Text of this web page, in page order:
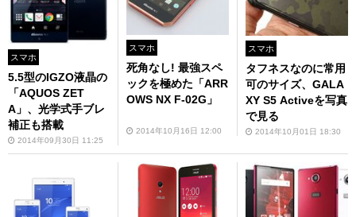
スマホ
5.5型のIGZO液晶の
「AQUOS ZET
A」、光学式手ブレ
補正も搭載
2014年09月30日 11:25
スマホ
死角なし! 最強スペ
ックを極めた「ARR
OWS NX F-02G」
2014年10月16日 12:00
スマホ
タフネスなのに常用
可のサイズ、GALA
XY S5 Activeを写真
で見る
2014年10月01日 18:30